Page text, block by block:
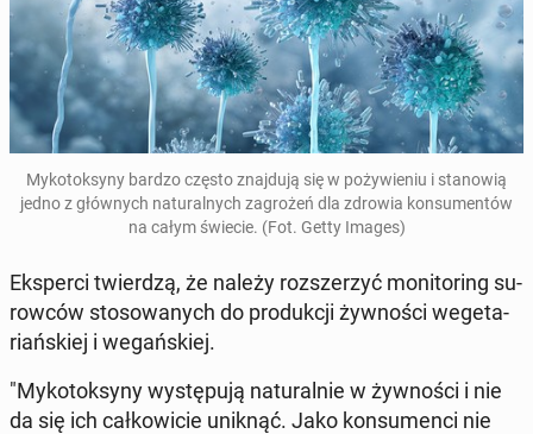
My­ko­tok­sy­ny bardzo często znaj­du­ją się w po­ży­wie­niu i sta­no­wią
jedno z głów­nych na­tu­ral­nych za­gro­żeń dla zdrowia kon­su­men­tów
na całym świecie. (Fot. Getty Images)
Eks­per­ci twier­dzą, że należy roz­sze­rzyć mo­ni­to­ring su­
row­ców sto­so­wa­nych do pro­duk­cji żyw­no­ści we­ge­ta­
riań­skiej i we­gań­skiej.
"My­ko­tok­sy­ny wy­stę­pu­ją na­tu­ral­nie w żyw­no­ści i nie
da się ich cał­ko­wi­cie uniknąć. Jako kon­su­men­ci nie